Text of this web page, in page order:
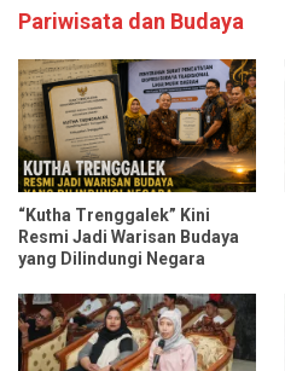
Pariwisata dan Budaya
“Kutha Trenggalek” Kini
Resmi Jadi Warisan Budaya
yang Dilindungi Negara